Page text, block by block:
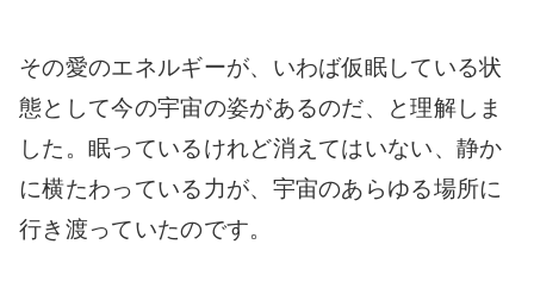
その愛のエネルギーが、いわば仮眠している状
態として今の宇宙の姿があるのだ、と理解しま
した。眠っているけれど消えてはいない、静か
に横たわっている力が、宇宙のあらゆる場所に
行き渡っていたのです。